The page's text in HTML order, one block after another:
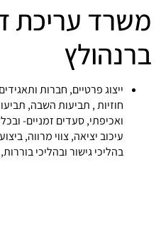
משרד עריכת
ברנהולץ
ייצוג פרטיים, חברות
חוזיות , תביעות השבה,
ואכיפתי, סעדים זמניים-
עיכוב יציאה, צווי מרווה,
בהליכי גישור ובהליכי